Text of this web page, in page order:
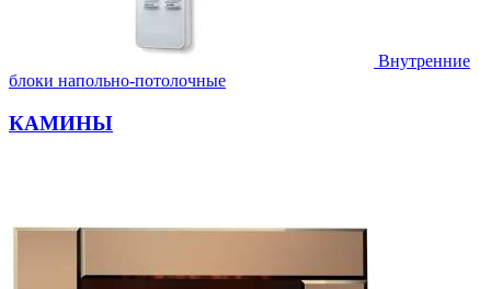
Внутренние
блоки напольно-потолочные
КАМИНЫ